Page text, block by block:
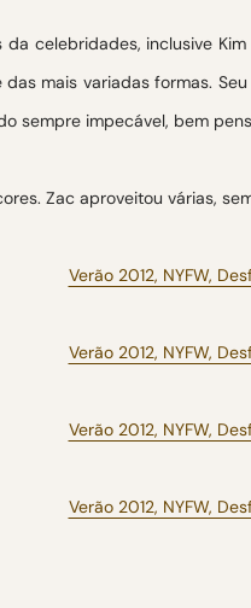
celebridades, inclusive
mais variadas formas.
sempre impecável, bem
Zac aproveitou várias,